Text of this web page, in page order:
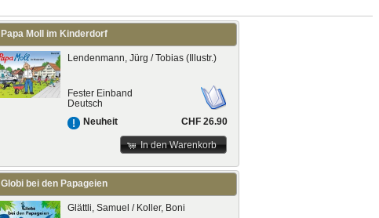
Papa Moll im Kinderdorf
Lendenmann, Jürg / Tobias (Illustr.)
Fester Einband
Deutsch
Neuheit
CHF 26.90
In den Warenkorb
Globi bei den Papageien
Glättli, Samuel / Koller, Boni